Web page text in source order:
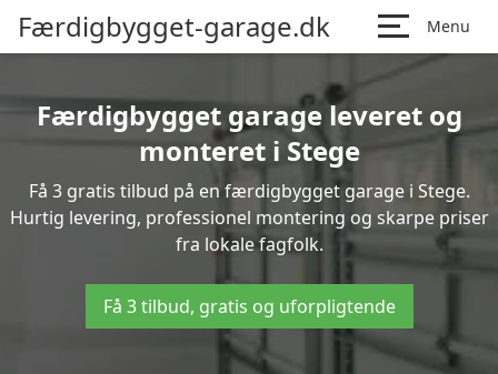
Færdigbygget-garage.dk Menu
Færdigbygget garage leveret og
monteret i Stege
Få 3 gratis tilbud på en færdigbygget garage i Stege.
Hurtig levering, professionel montering og skarpe priser
fra lokale fagfolk.
Få 3 tilbud, gratis og uforpligtende